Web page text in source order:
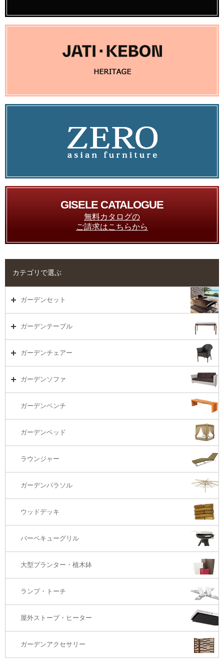
GISELE CATALOGUE
無料カタログの
ご請求はこちらから
カテゴリで選ぶ
ガーデンセット
ガーデンセット（海外在庫）
ラウンジ・ベッド
ガーデンテーブル
ガーデンテーブルTOP
コーヒーテーブル
カウンター・バーテーブル
ガーデンチェアー
ガーデンチェアーTOP
カウンター・バーチェアー
ガーデンソファ
ガーデンソファTOP
3Sソファ
オットマン・スツール
ガーデンベンチ
ガーデンベッド
ラウンジャー
ガーデンパラソル
ウッドデッキ
バーベキューグリル
大型プランター・植木鉢
ランプ・トーチ
屋外ストーブ・ヒーター
ガーデンアクセサリー